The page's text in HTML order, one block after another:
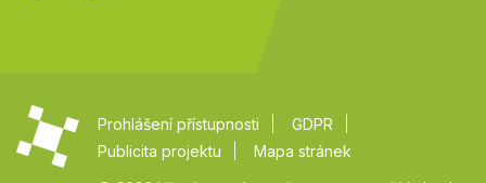
Prohlášení přístupnosti
GDPR
Publicita projektu
Mapa stránek